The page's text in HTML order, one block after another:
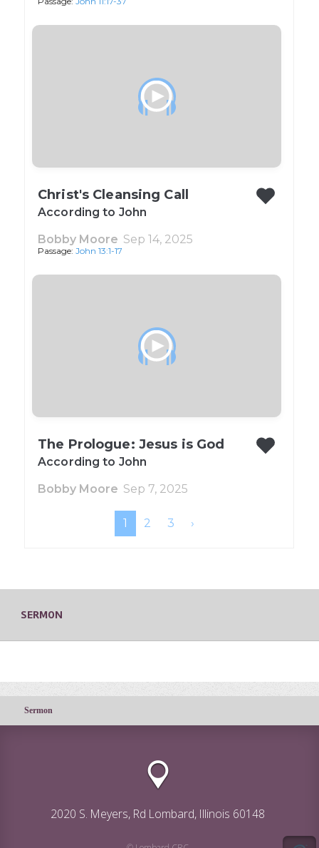
SERMON
Sermon
2020 S. Meyers, Rd Lombard, Illinois 60148